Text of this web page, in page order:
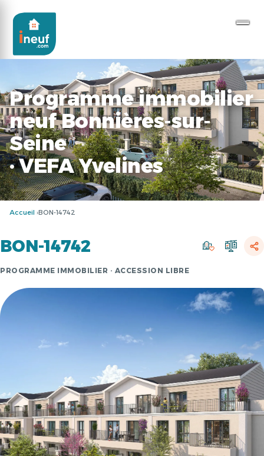
Programme immobilier
neuf Bonnières-sur-
Seine
· VEFA Yvelines
Accueil BON-14742
BON-14742
PROGRAMME IMMOBILIER · ACCESSION LIBRE